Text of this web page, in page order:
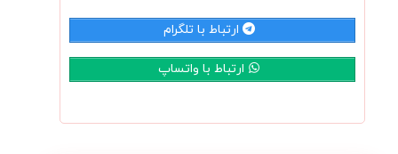
ارتباط با تلگرام
ارتباط با واتساپ